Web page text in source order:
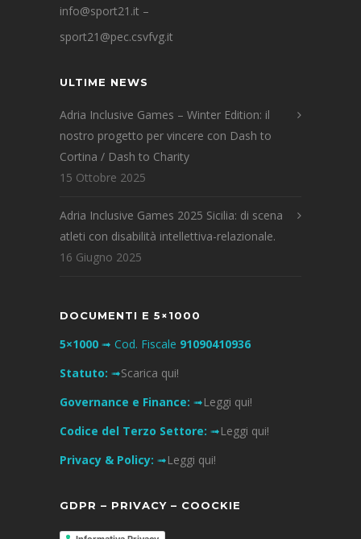
info@sport21.it –
sport21@pec.csvfvg.it
ULTIME NEWS
Adria Inclusive Games – Winter Edition: il
nostro progetto per vincere con Dash to
Cortina / Dash to Charity
15 Ottobre 2025
Adria Inclusive Games 2025 Sicilia: di scena
atleti con disabilità intellettiva-relazionale.
16 Giugno 2025
DOCUMENTI E 5×1000
5×1000 ➟ Cod. Fiscale 91090410936
Statuto: ➟Scarica qui!
Governance e Finance: ➟Leggi qui!
Codice del Terzo Settore: ➟Leggi qui!
Privacy & Policy: ➟Leggi qui!
GDPR – PRIVACY – COOCKIE